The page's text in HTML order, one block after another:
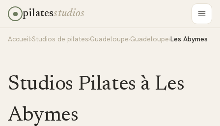
pilatesstudios
Accueil›Studios de pilates›Guadeloupe›Guadeloupe›Les Abymes
Studios Pilates à Les
Abymes